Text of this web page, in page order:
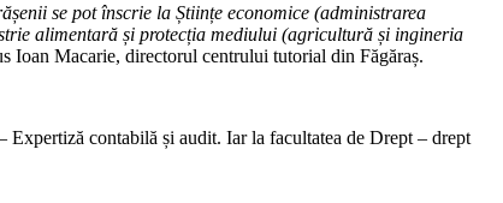
se pot înscrie la Științe economice (administrarea
alimentară și protecția mediului (agricultură și ingineria
Ioan Macarie, directorul centrului tutorial din Făgăraș.
Expertiză contabilă și audit. Iar la facultatea de Drept – drept